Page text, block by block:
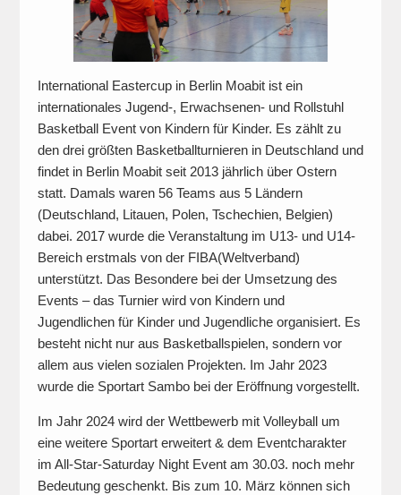
International Eastercup in Berlin Moabit ist ein
internationales Jugend-, Erwachsenen- und Rollstuhl
Basketball Event von Kindern für Kinder. Es zählt zu
den drei größten Basketballturnieren in Deutschland und
findet in Berlin Moabit seit 2013 jährlich über Ostern
statt. Damals waren 56 Teams aus 5 Ländern
(Deutschland, Litauen, Polen, Tschechien, Belgien)
dabei. 2017 wurde die Veranstaltung im U13- und U14-
Bereich erstmals von der FIBA(Weltverband)
unterstützt. Das Besondere bei der Umsetzung des
Events – das Turnier wird von Kindern und
Jugendlichen für Kinder und Jugendliche organisiert. Es
besteht nicht nur aus Basketballspielen, sondern vor
allem aus vielen sozialen Projekten. Im Jahr 2023
wurde die Sportart Sambo bei der Eröffnung vorgestellt.
Im Jahr 2024 wird der Wettbewerb mit Volleyball um
eine weitere Sportart erweitert & dem Eventcharakter
im All-Star-Saturday Night Event am 30.03. noch mehr
Bedeutung geschenkt. Bis zum 10. März können sich